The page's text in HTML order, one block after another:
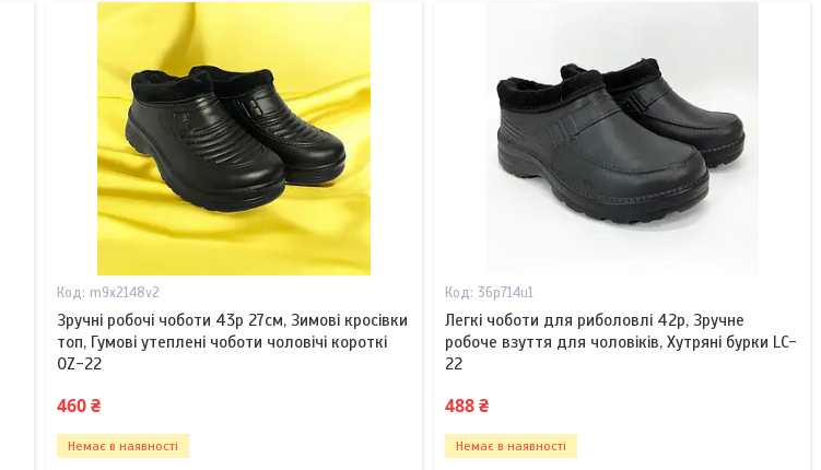
m9x2148v2
Зручні робочі чоботи 43р 27см, Зимові кросівки
топ, Гумові утеплені чоботи чоловічі короткі
OZ-22
460 ₴
Немає в наявності
36p714u1
Легкі чоботи для риболовлі 42р, Зручне
робоче взуття для чоловіків, Хутряні бурки LC-
22
488 ₴
Немає в наявності